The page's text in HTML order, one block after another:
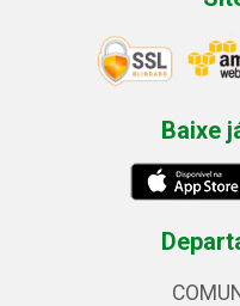
Baixe